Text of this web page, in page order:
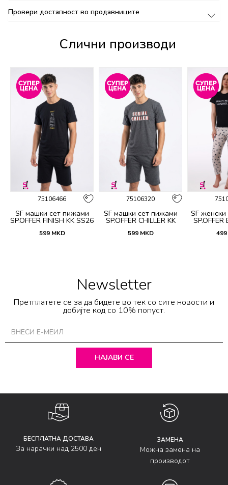
Провери достапност во продавниците
Слични производи
75106466
SF машки сет пижами
SP.OFFER FINISH KK SS26
599 MKD
75106320
SF машки сет пижами
SP.OFFER CHILLER KK
599 MKD
SF
499
Newsletter
Претплатете се за да бидете во тек со сите новости и
добијте код со 10% попуст.
НАЈАВИ СЕ
БЕСПЛАТНА ДОСТАВА
За нарачки над 2500 ден
ЗАМЕНА
Можна замена на
производот